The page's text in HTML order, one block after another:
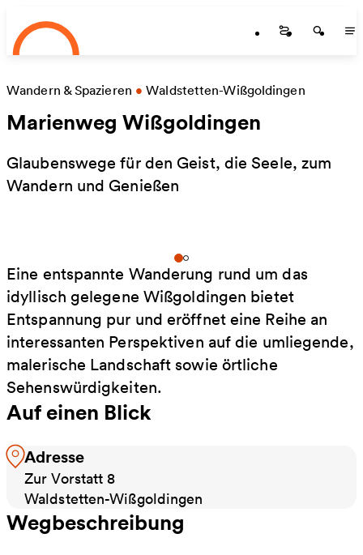
Zum Hauptinhalt springen
Startseite
Wandern & Spazieren • Waldstetten-Wißgoldingen
Marienweg Wißgoldingen
Glaubenswege für den Geist, die Seele, zum
Wandern und Genießen
Eine entspannte Wanderung rund um das
idyllisch gelegene Wißgoldingen bietet
Entspannung pur und eröffnet eine Reihe an
interessanten Perspektiven auf die umliegende,
malerische Landschaft sowie örtliche
Sehenswürdigkeiten.
Auf einen Blick
Adresse
Zur Vorstatt 8
Waldstetten-Wißgoldingen
Wegbeschreibung